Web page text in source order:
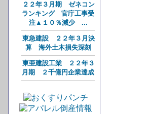
２２年３月期 ゼネコン
ランキング 官庁工事受
注▲１０％減少 ...
東急建設 ２２年３月決
算 海外土木損失深刻
東亜建設工業 ２２年３
月期 ２千億円企業達成